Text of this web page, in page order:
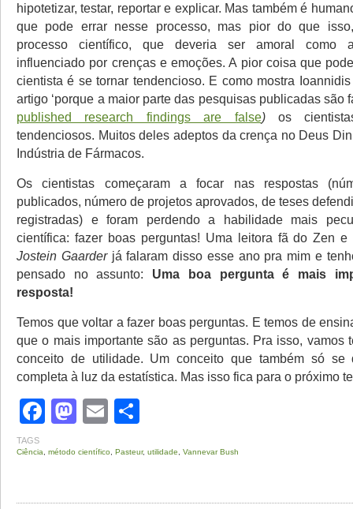
hipotetizar, testar, reportar e explicar. Mas também é
que pode errar nesse processo, mas pior do que
processo científico, que deveria ser amoral como
influenciado por crenças e emoções. A pior coisa que
cientista é se tornar tendencioso. E como mostra
artigo ‘porque a maior parte das pesquisas publicadas são
published research findings are false)os
tendenciosos. Muitos deles adeptos da crença no Deus
Indústria de Fármacos.
Os cientistas começaram a focar nas respostas
publicados, número de projetos aprovados, de teses
registradas) e foram perdendo a habilidade mais
científica: fazer boas perguntas! Uma leitora fã do Zen
Jostein Gaarderjá falaram disso esse ano pra mim e
pensado no assunto: Uma boa pergunta é mais
resposta!
Temos que voltar a fazer boas perguntas. E temos de
que o mais importante são as perguntas. Pra isso, vamos
conceito de utilidade. Um conceito que também só se
completa à luz da estatística. Mas isso fica para o próximo
Facebook
Mastodon
Email
TAGS
Ciência método científico Pasteur, utilidade Vannevar Bush